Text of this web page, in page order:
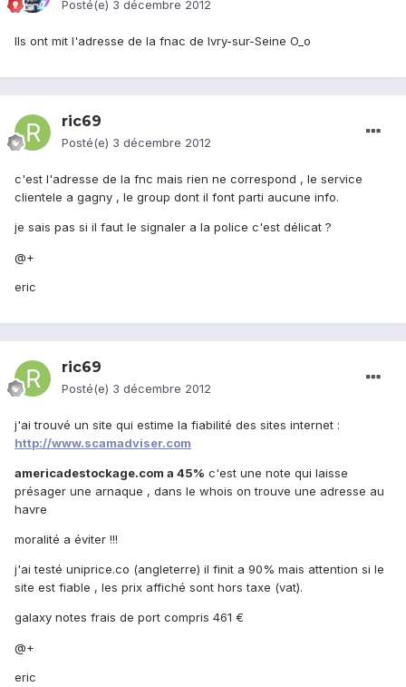
Posté(e) 3 décembre 2012
Ils ont mit l'adresse de la fnac de Ivry-sur-Seine O_o
ric69
Posté(e) 3 décembre 2012
c'est l'adresse de la fnc mais rien ne correspond , le service
clientele a gagny , le group dont il font parti aucune info.
je sais pas si il faut le signaler a la police c'est délicat ?
@+
eric
ric69
Posté(e) 3 décembre 2012
j'ai trouvé un site qui estime la fiabilité des sites internet :
http://www.scamadviser.com
americadestockage.com a 45% c'est une note qui laisse
présager une arnaque , dans le whois on trouve une adresse au
havre
moralité a éviter !!!
j'ai testé uniprice.co (angleterre) il finit a 90% mais attention si le
site est fiable , les prix affiché sont hors taxe (vat).
galaxy notes frais de port compris 461 €
@+
eric